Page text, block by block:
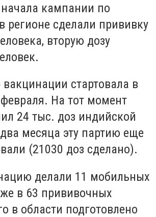
кампании по
регионе сделали прививку
вторую дозу
стартовала в
На тот момент
24 тыс. доз индийской
месяца эту партию еще
(21030 доз сделано).
делали 11 мобильных
в 63 прививочных
в области подготовлено